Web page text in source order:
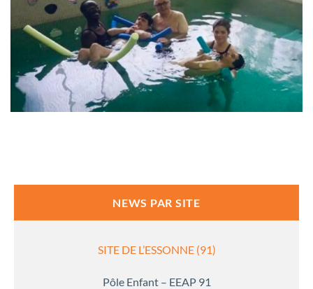
NEWS PAR SITE
SITE DE L’ESSONNE (91)
Pôle Enfant – EEAP 91